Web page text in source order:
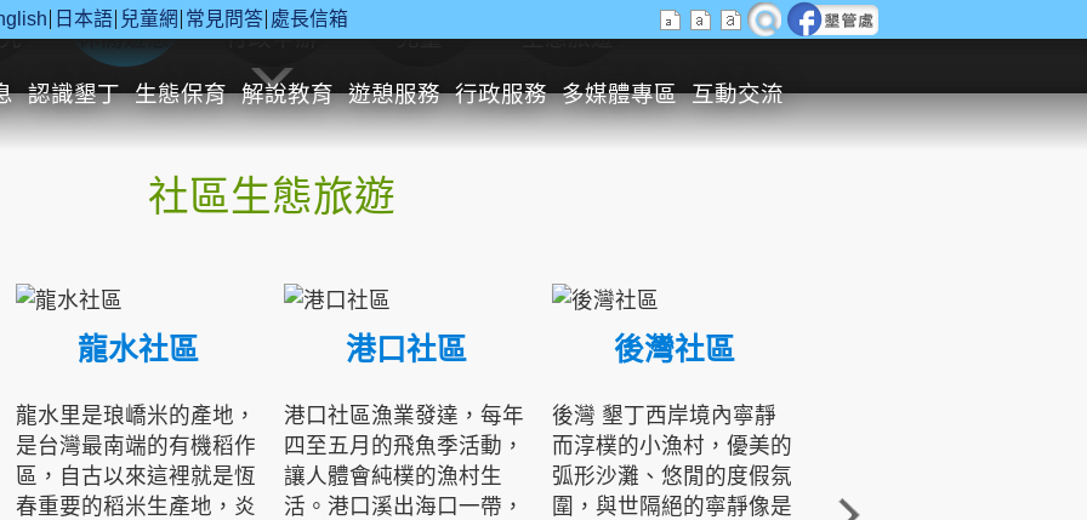
日本語 兒童網 常見問答 處長信箱
認識墾丁 生態保育 解說教育 遊憩服務 行政服務 多媒體專區 互動交流
休閒遊憩 行政申辦 兒童 生態旅遊
社區生態旅遊
龍水社區
龍水里是琅嶠米的產地，
是台灣最南端的有機稻作
區，自古以來這裡就是恆
春重要的稻米生產地，炎
港口社區
港口社區漁業發達，每年
四至五月的飛魚季活動，
讓人體會純樸的漁村生
活。港口溪出海口一帶，
後灣社區
後灣 墾丁西岸境內寧靜
而淳樸的小漁村，優美的
弧形沙灘、悠閒的度假氛
圍，與世隔絕的寧靜像是
角的端點，冬季海浪拍打